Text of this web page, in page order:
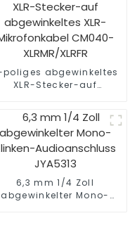
poliges abgewinkeltes
XLR-Stecker-auf
Mikrofonkabel CM040-
XLRMR/XLRFR
6,3 mm 1/4 Zoll
abgewinkelter Mono-